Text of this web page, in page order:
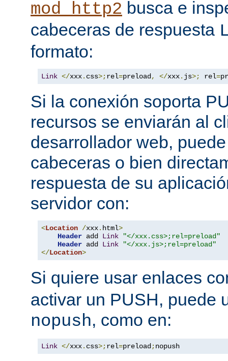
mod_http2 busca e
cabeceras de respuesta
formato:
Link </xxx. css>;rel=preload, </xxx. js>; rel=
Si la conexión soporta
recursos se enviarán al
desarrollador web,
cabeceras o bien
respuesta de su
servidor con:
<Location /xxx. html>
Header add Link
"</xxx.css>;rel=preload"
Header add Link
"</xxx.js>;rel=preload"
</Location>
Si quiere usar enlaces
activar un PUSH, puede
nopush, como en:
Link </xxx. css>;rel=preload;nopush